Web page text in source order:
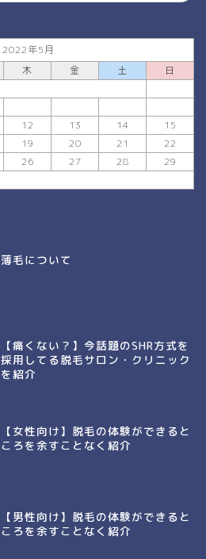
2022年5月
木 金 土
日
12 13 14
15
19 20 21
22
26 27 28
29
薄毛について
【痛くない？】今話題のSHR方式を
採用してる脱毛サロン・クリニック
を紹介
【女性向け】脱毛の体験ができると
ころを余すことなく紹介
【男性向け】脱毛の体験ができると
ころを余すことなく紹介